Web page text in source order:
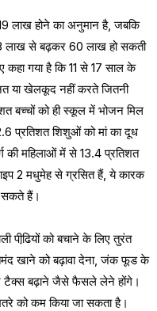
लाख होने का अनुमान है, जबकि
लाख से बढ़कर 60 लाख हो सकती
कहा गया है कि 11 से 17 साल के
या खेलकूद नहीं करते जितनी
बच्चों को ही स्कूल में भोजन मिल
प्रतिशत शिशुओं को मां का दूध
की महिलाओं में से 13.4 प्रतिशत
2 मधुमेह से ग्रसित हैं, ये कारक
सकते हैं।
पीढि़यों को बचाने के लिए तुरंत
खाने को बढ़ावा देना, जंक फूड के
पर टैक्स बढ़ाने जैसे फैसले लेने होंगे।
को कम किया जा सकता है।